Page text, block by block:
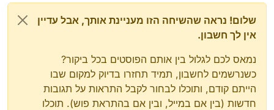
שלום! נראה שהשיחה הזו מעניינת אותך, אבל עדיין
אין לך חשבון.
נמאס לכם לגלול בין אותם הפוסטים בכל ביקור?
כשנרשמים לחשבון, תמיד תחזרו בדיוק למקום שבו
הייתם קודם, ותוכלו לבחור לקבל התראות על תגובות
חדשות (בין אם במייל, ובין אם בהתראת פוש). תוכלו